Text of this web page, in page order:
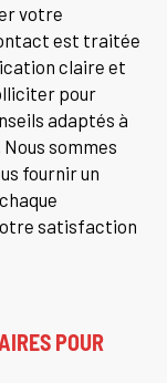
votre
est traitée
claire et
pour
adaptés à
sommes
fournir un
satisfaction
POUR